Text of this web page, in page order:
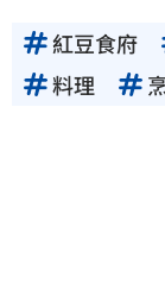
紅豆食府
料理